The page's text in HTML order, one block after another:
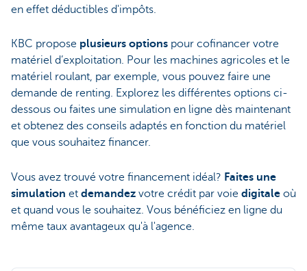
en effet déductibles d'impôts.
KBC propose plusieurs options pour cofinancer votre
matériel d’exploitation. Pour les machines agricoles et le
matériel roulant, par exemple, vous pouvez faire une
demande de renting. Explorez les différentes options ci-
dessous ou faites une simulation en ligne dès maintenant
et obtenez des conseils adaptés en fonction du matériel
que vous souhaitez financer.
Vous avez trouvé votre financement idéal? Faites une
simulation et demandez votre crédit par voie digitale où
et quand vous le souhaitez. Vous bénéficiez en ligne du
même taux avantageux qu'à l'agence.